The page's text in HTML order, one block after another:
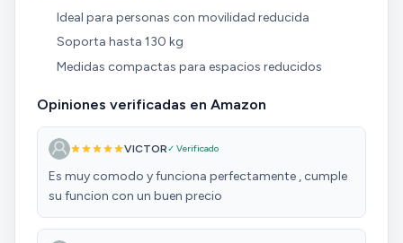
Ideal para personas con movilidad reducida
Soporta hasta 130 kg
Medidas compactas para espacios reducidos
Opiniones verificadas en Amazon
VICTOR✓ Verificado
Es muy comodo y funciona perfectamente , cumple
su funcion con un buen precio